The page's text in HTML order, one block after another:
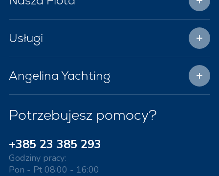
Usługi
Angelina Yachting
Potrzebujesz pomocy?
+385 23 385 293
Godziny pracy:
Pon - Pt 08:00 - 16:00